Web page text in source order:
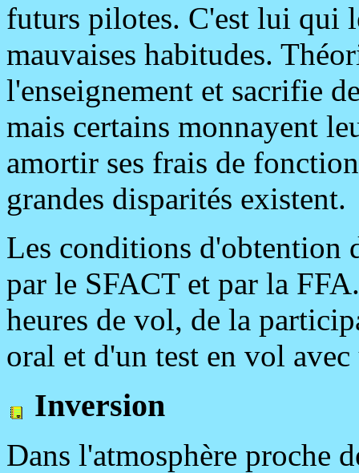
futurs pilotes. C'est lui qui
mauvaises habitudes.
l'enseignement et sacrifie
mais certains monnayent
amortir ses frais de
grandes disparités existent.
Les conditions d'obtention
par le SFACT et par la
heures de vol, de la
oral et d'un test en vol avec
Inversion
Dans l'atmosphère proche